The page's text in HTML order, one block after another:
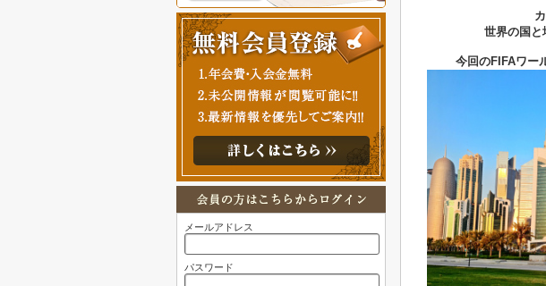
世界の国と
今回のFIFAワー
メールアドレス
パスワード